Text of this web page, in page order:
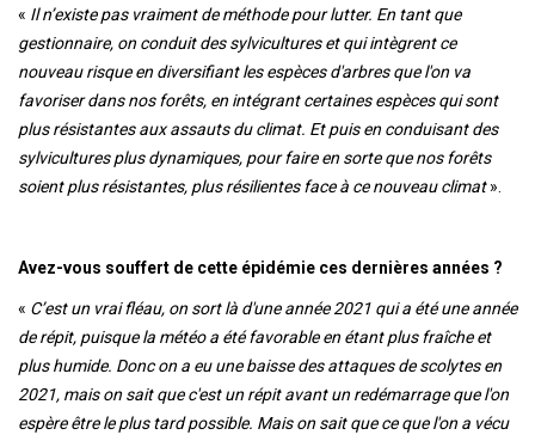
« Il n’existe pas vraiment de méthode pour lutter. En tant que
gestionnaire, on conduit des sylvicultures et qui intègrent ce
nouveau risque en diversifiant les espèces d'arbres que l'on va
favoriser dans nos forêts, en intégrant certaines espèces qui sont
plus résistantes aux assauts du climat. Et puis en conduisant des
sylvicultures plus dynamiques, pour faire en sorte que nos forêts
soient plus résistantes, plus résilientes face à ce nouveau climat ».
Avez-vous souffert de cette épidémie ces dernières années ?
« C’est un vrai fléau, on sort là d'une année 2021 qui a été une année
de répit, puisque la météo a été favorable en étant plus fraîche et
plus humide. Donc on a eu une baisse des attaques de scolytes en
2021, mais on sait que c'est un répit avant un redémarrage que l'on
espère être le plus tard possible. Mais on sait que ce que l'on a vécu